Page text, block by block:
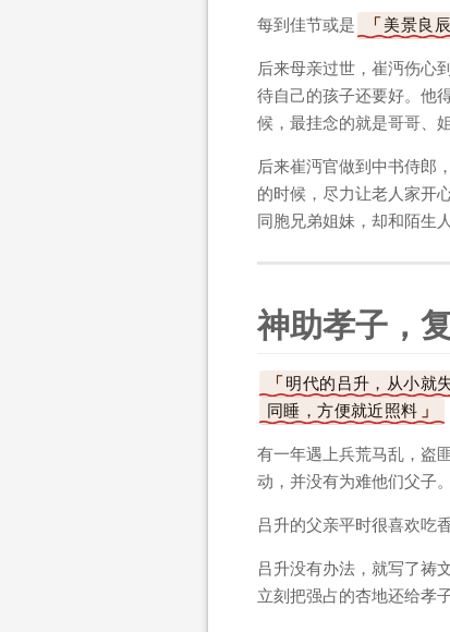
每到佳节或是 美景良辰
后来母亲过世，崔沔伤心
待自己的孩子还要好。他
候，最挂念的就是哥哥、
后来崔沔官做到中书侍郎
的时候，尽力让老人家开
同胞兄弟姐妹，却和陌生
神助孝子，
明代的吕升，从小就
同睡，方便就近照料
有一年遇上兵荒马乱，盗
动，并没有为难他们父子。
吕升的父亲平时很喜欢吃
吕升没有办法，就写了祷
立刻把强占的杏地还给孝